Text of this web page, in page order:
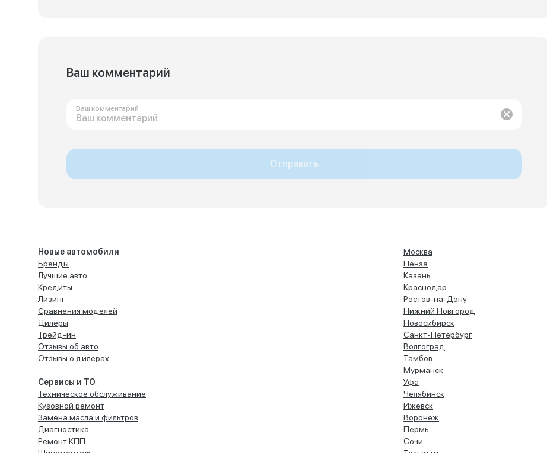
Ваш комментарий
Ваш комментарий
Отправить
Новые автомобили
Бренды
Лучшие авто
Кредиты
Лизинг
Сравнения моделей
Дилеры
Трейд-ин
Отзывы об авто
Отзывы о дилерах
Сервисы и ТО
Техническое обслуживание
Кузовной ремонт
Замена масла и фильтров
Диагностика
Ремонт КПП
Москва
Пенза
Казань
Краснодар
Ростов-на-Дону
Нижний Новгород
Новосибирск
Санкт-Петербург
Волгоград
Тамбов
Мурманск
Уфа
Челябинск
Ижевск
Воронеж
Пермь
Сочи